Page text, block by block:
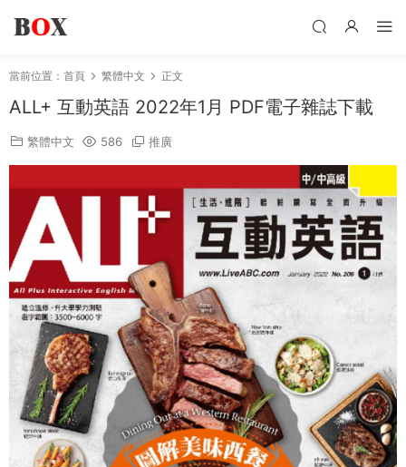
當前位置： 首頁 繁體中文 正文
ALL+ 互動英語 2022年1月 PDF電子雜誌下載
繁體中文 586 推廣